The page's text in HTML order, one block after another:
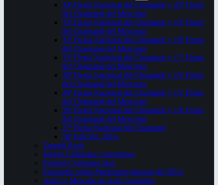
34ª Fiesta Nacional del Chamamé y 20ª Fiesta
del Chamamé del Mercosur
33ª Fiesta Nacional del Chamamé y 19ª Fiesta
del Chamamé del Mercosur
32ª Fiesta Nacional del Chamamé y 18ª Fiesta
del Chamamé del Mercosur
31ª Fiesta Nacional del Chamamé y 17ª Fiesta
del Chamamé del Mercosur
30ª Fiesta Nacional del Chamamé y 16ª Fiesta
del Chamamé del Mercosur
29ª Fiesta Nacional del Chamamé y 15ª Fiesta
del Chamamé del Mercosur
28ª Fiesta Nacional del Chamamé y 14ª Fiesta
del Chamamé del Mercosur
27ª Fiesta Nacional del Chamamé
26ª Edición. 2016.
Taragüi Rock
Juegos Culturales Correntinos
Festival Corrientes Jazz
Encuentro sobre Patrimonio Integral del NEA
ArteCo. Mercado de Arte Corrientes